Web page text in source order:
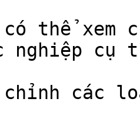
có thể
cụ
các